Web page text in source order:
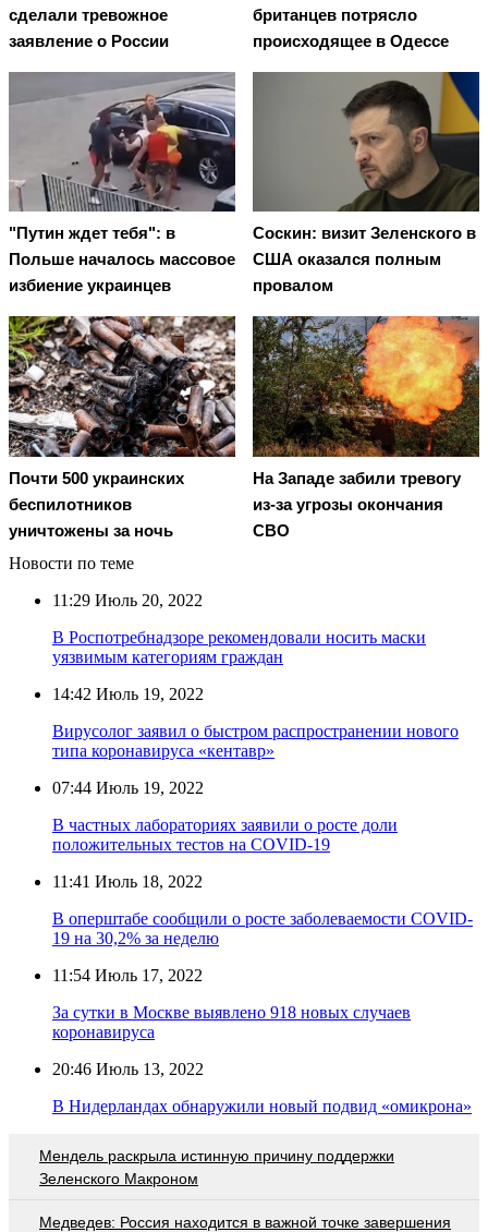
сделали тревожное
заявление о России
британцев потрясло
происходящее в Одессе
"Путин ждет тебя": в
Польше началось массовое
избиение украинцев
Соскин: визит Зеленского в
США оказался полным
провалом
Почти 500 украинских
беспилотников
уничтожены за ночь
На Западе забили тревогу
из-за угрозы окончания
СВО
Новости по теме
11:29 Июль 20, 2022
В Роспотребнадзоре рекомендовали носить маски
уязвимым категориям граждан
14:42 Июль 19, 2022
Вирусолог заявил о быстром распространении нового
типа коронавируса «кентавр»
07:44 Июль 19, 2022
В частных лабораториях заявили о росте доли
положительных тестов на COVID-19
11:41 Июль 18, 2022
В оперштабе сообщили о росте заболеваемости COVID-
19 на 30,2% за неделю
11:54 Июль 17, 2022
За сутки в Москве выявлено 918 новых случаев
коронавируса
20:46 Июль 13, 2022
В Нидерландах обнаружили новый подвид «омикрона»
Мендель раскрыла истинную причину поддержки
Зеленского Макроном
Медведев: Россия находится в важной точке завершения